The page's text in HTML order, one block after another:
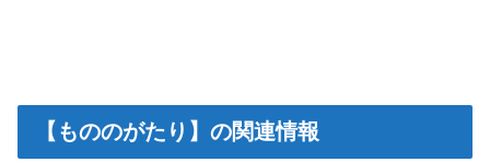
【もののがたり】の関連情報